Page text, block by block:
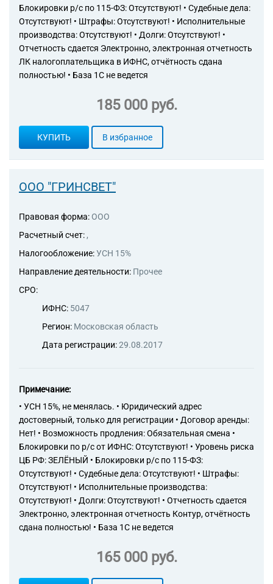
Блокировки р/с по 115-ФЗ: Отсутствуют! • Судебные дела:
Отсутствуют! • Штрафы: Отсутствуют! • Исполнительные
производства: Отсутствуют! • Долги: Отсутствуют! •
Отчетность сдается Электронно, электронная отчетность
ЛК налогоплательщика в ИФНС, отчётность сдана
полностью! • База 1С не ведется
185 000 руб.
КУПИТЬ В избранное
ООО "ГРИНСВЕТ"
Правовая форма: ООО
Расчетный счет: ,
Налогообложение:УСН 15%
Направление деятельности: Прочее
СРО:
ИФНС: 5047
Регион: Московская область
Дата регистрации:29.08.2017
Примечание:
• УСН 15%, не менялась. • Юридический адрес
достоверный, только для регистрации • Договор аренды:
Нет! • Возможность продления: Обязательная смена •
Блокировки по р/с от ИФНС: Отсутствуют! • Уровень риска
ЦБ РФ: ЗЕЛЁНЫЙ • Блокировки р/с по 115-ФЗ:
Отсутствуют! • Судебные дела: Отсутствуют! • Штрафы:
Отсутствуют! • Исполнительные производства:
Отсутствуют! • Долги: Отсутствуют! • Отчетность сдается
Электронно, электронная отчетность Контур, отчётность
сдана полностью! • База 1С не ведется
165 000 руб.